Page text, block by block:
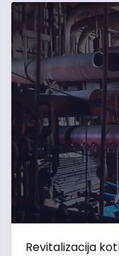
Revitalizacija